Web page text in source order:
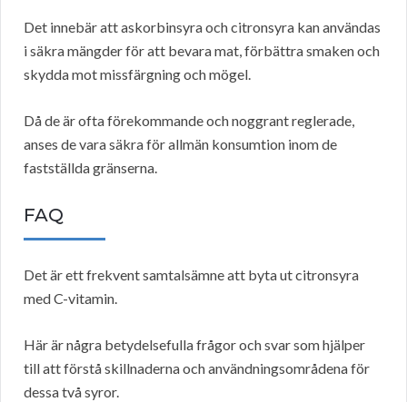
Det innebär att askorbinsyra och citronsyra kan användas
i säkra mängder för att bevara mat, förbättra smaken och
skydda mot missfärgning och mögel.
Då de är ofta förekommande och noggrant reglerade,
anses de vara säkra för allmän konsumtion inom de
fastställda gränserna.
FAQ
Det är ett frekvent samtalsämne att byta ut citronsyra
med C-vitamin.
Här är några betydelsefulla frågor och svar som hjälper
till att förstå skillnaderna och användningsområdena för
dessa två syror.